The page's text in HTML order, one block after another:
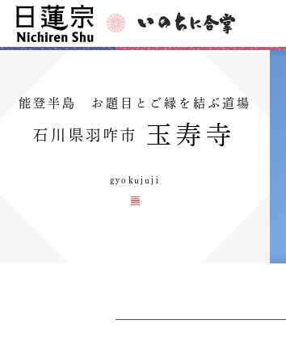
能登半島 お題目とご縁を結ぶ道場
石川県羽咋市 玉寿寺
gyokujuji